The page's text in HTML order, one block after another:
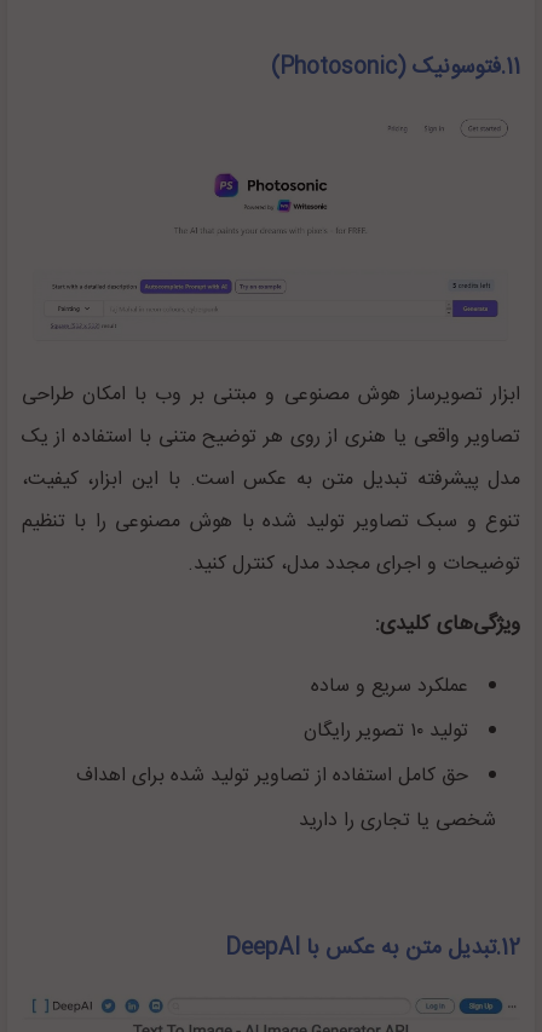
11.فتوسونیک (Photosonic)
ابزار تصویرساز هوش مصنوعی و مبتنی بر وب با امکان طراحی
تصاویر واقعی یا هنری از روی هر توضیح متنی با استفاده از یک
مدل پیشرفته تبدیل متن به عکس است. با این ابزار، کیفیت،
تنوع و سبک تصاویر تولید شده با هوش مصنوعی را با تنظیم
توضیحات و اجرای مجدد مدل، کنترل کنید.
ویژگی‌های کلیدی:
عملکرد سریع و ساده
تولید ۱۰ تصویر رایگان
حق کامل استفاده از تصاویر تولید شده برای اهداف
شخصی یا تجاری را دارید
12.تبدیل متن به عکس با DeepAI